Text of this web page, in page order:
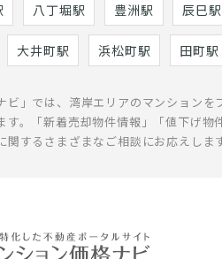
八丁堀駅 豊洲駅 辰巳駅
大井町駅 浜松町駅 田町駅
ビ」では、湾岸エリアのマンション
す。「新着売却物件情報」「値下げ
するさまざまなご相談にお応えします